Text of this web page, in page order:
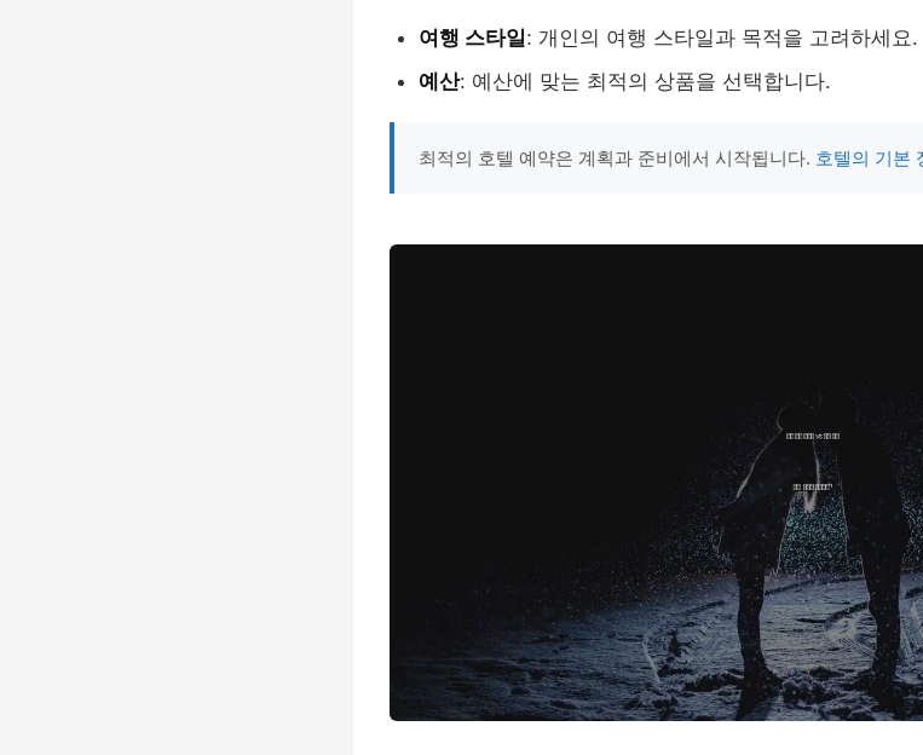
여행 스타일: 개인의 여행 스타일과 목적을 고려하세요.
예산: 예산에 맞는 최적의 상품을 선택합니다.
최적의 호텔 예약은 계획과 준비에서 시작됩니다. 호텔의 기본